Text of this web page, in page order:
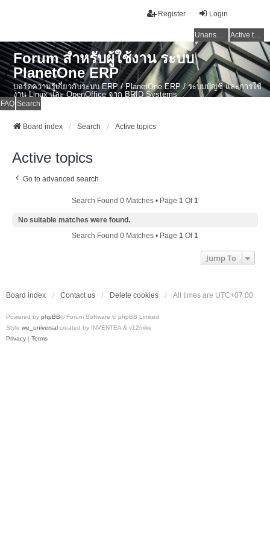
Login
Register
Unanswered topics Active topics
Forum สำหรับผู้ใช้งาน ระบบ
PlanetOne ERP
บอร์ดความรู้เกี่ยวกับระบบ ERP / PlanetOne ERP / ระบบบัญชี และการใช้
งาน Linux และ OpenOffice จาก BRID Systems
FAQ Search
Board index Search Active topics
Active topics
Go to advanced search
Search Found 0 Matches • Page 1 Of1
No suitable matches were found.
Search Found 0 Matches • Page 1 Of1
Jump To
Board index Contact us Delete cookies All times are UTC+07:00
Powered by phpBB® Forum Software © phpBB Limited
Style we_universal created by INVENTEA & v12mike
Privacy | Terms